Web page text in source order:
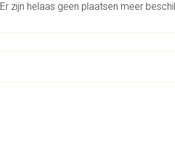
Er zijn helaas geen plaatsen meer